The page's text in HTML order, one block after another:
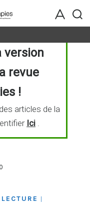
version
revue
!
articles de la
Ici.
|